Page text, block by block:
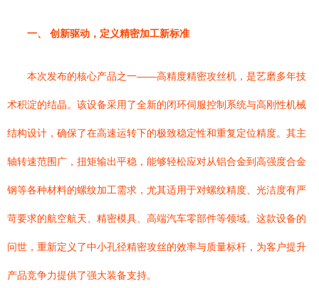
一、 创新驱动，定义精密加工新标准
本次发布的核心产品之一——高精度精密攻丝机，是艺磨多年技
术积淀的结晶。该设备采用了全新的闭环伺服控制系统与高刚性机械
结构设计，确保了在高速运转下的极致稳定性和重复定位精度。其主
轴转速范围广，扭矩输出平稳，能够轻松应对从铝合金到高强度合金
钢等各种材料的螺纹加工需求，尤其适用于对螺纹精度、光洁度有严
苛要求的航空航天、精密模具、高端汽车零部件等领域。这款设备的
问世，重新定义了中小孔径精密攻丝的效率与质量标杆，为客户提升
产品竞争力提供了强大装备支持。